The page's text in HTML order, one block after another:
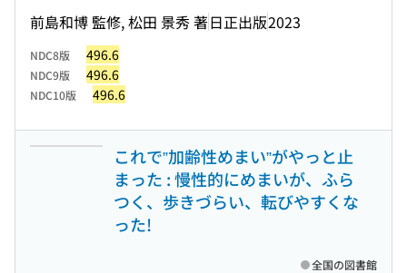
前島和博 監修, 松田 景秀 著日正出版2023
NDC8版 496.6
NDC9版 496.6
NDC10版 496.6
これで”加齢性めまい”がやっと止
まった : 慢性的にめまいが、ふら
つく、歩きづらい、転びやすくな
った!
全国の図書館